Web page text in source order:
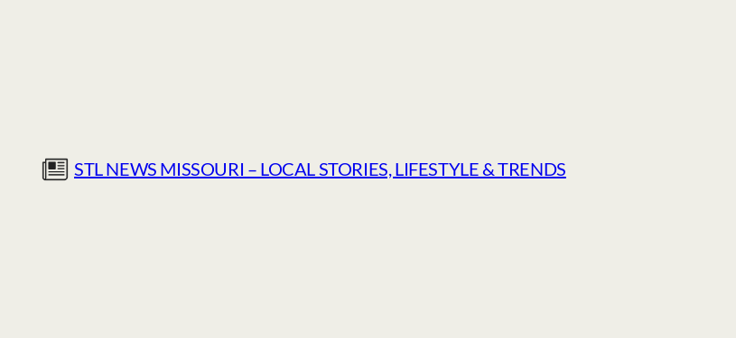
STL NEWS MISSOURI – LOCAL STORIES, LIFESTYLE & TRENDS